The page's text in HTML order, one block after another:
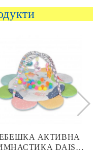
АКТИВНА
DAISY